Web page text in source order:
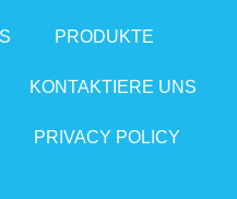
PRODUKTE
KONTAKTIERE UNS
PRIVACY POLICY